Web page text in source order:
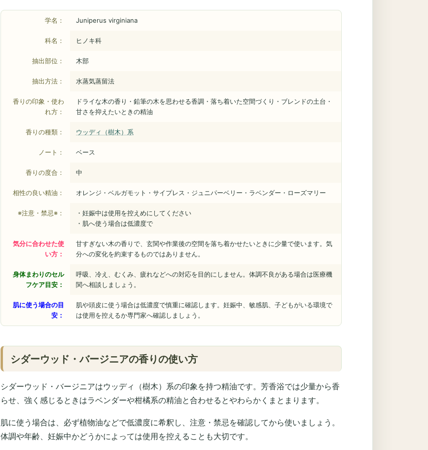
学名： Juniperus virginiana
科名： ヒノキ科
抽出部位： 木部
抽出方法： 水蒸気蒸留法
香りの印象・使わ
れ方：
ドライな木の香り・鉛筆の木を思わせる香調・落ち着いた空間づくり・ブレンドの土台・
甘さを抑えたいときの精油
香りの種類： ウッディ（樹木）系
ノート： ベース
香りの度合： 中
相性の良い精油： オレンジ・ベルガモット・サイプレス・ジュニパーベリー・ラベンダー・ローズマリー
※注意・禁忌※：
・妊娠中は使用を控えめにしてください
・肌へ使う場合は低濃度で
気分に合わせた使
い方：
甘すぎない木の香りで、玄関や作業後の空間を落ち着かせたいときに少量で使います。気
分への変化を約束するものではありません。
身体まわりのセル
フケア目安：
呼吸、冷え、むくみ、疲れなどへの対応を目的にしません。体調不良がある場合は医療機
関へ相談しましょう。
肌に使う場合の目
安：
肌や頭皮に使う場合は低濃度で慎重に確認します。妊娠中、敏感肌、子どもがいる環境で
は使用を控えるか専門家へ確認しましょう。
シダーウッド・バージニアの香りの使い方
シダーウッド・バージニアはウッディ（樹木）系の印象を持つ精油です。芳香浴では少量から香
らせ、強く感じるときはラベンダーや柑橘系の精油と合わせるとやわらかくまとまります。
肌に使う場合は、必ず植物油などで低濃度に希釈し、注意・禁忌を確認してから使いましょう。
体調や年齢、妊娠中かどうかによっては使用を控えることも大切です。